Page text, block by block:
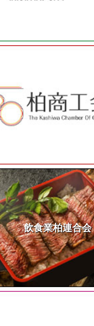
飲食業柏連合会